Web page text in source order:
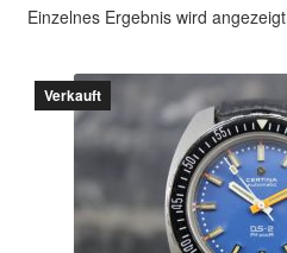
Archiv
Über mich
Einzelnes Ergebnis wird angezeigt
Verkauft